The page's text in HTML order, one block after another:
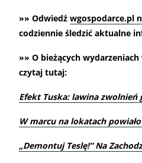
»» Odwiedź wgospodarce.pl
codziennie śledzić aktualne
»» O bieżących
czytaj tutaj:
Efekt Tuska: lawina zwolnień
W marcu na lokatach
„Demontuj Teslę!” Na